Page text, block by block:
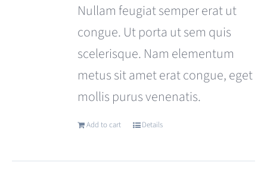
Nullam feugiat semper erat ut
congue. Ut porta ut sem quis
scelerisque. Nam elementum
metus sit amet erat congue, eget
mollis purus venenatis.
Add to cart Details